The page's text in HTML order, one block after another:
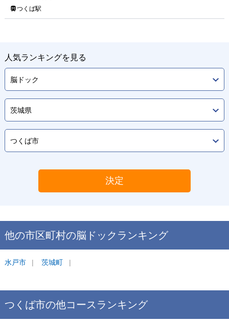
つくば駅
人気ランキングを見る
決定
他の市区町村の脳ドック ランキング
水戸市 茨城町
つくば市の他コースランキング